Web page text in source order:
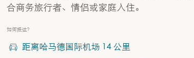
合商务旅行者、情侣或家庭入住。
如何抵达？
距离哈马德国际机场 14 公里